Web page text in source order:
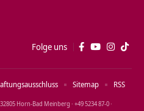
Folge uns
Horn‑Bad Meinberg · +49 5234 87‑0 ·
Sitemap RSS